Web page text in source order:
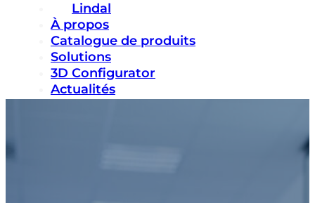
Lindal
À propos
Catalogue de produits
Solutions
3D Configurator
Actualités